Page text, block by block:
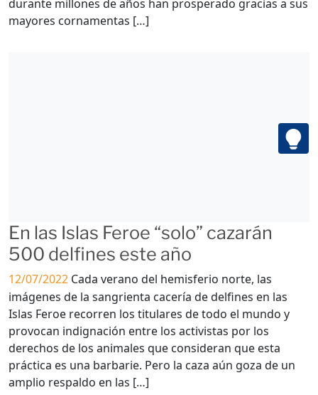
durante millones de años han prosperado gracias a sus
mayores cornamentas […]
En las Islas Feroe “solo” cazarán
500 delfines este año
12/07/2022 Cada verano del hemisferio norte, las
imágenes de la sangrienta cacería de delfines en las
Islas Feroe recorren los titulares de todo el mundo y
provocan indignación entre los activistas por los
derechos de los animales que consideran que esta
práctica es una barbarie. Pero la caza aún goza de un
amplio respaldo en las […]